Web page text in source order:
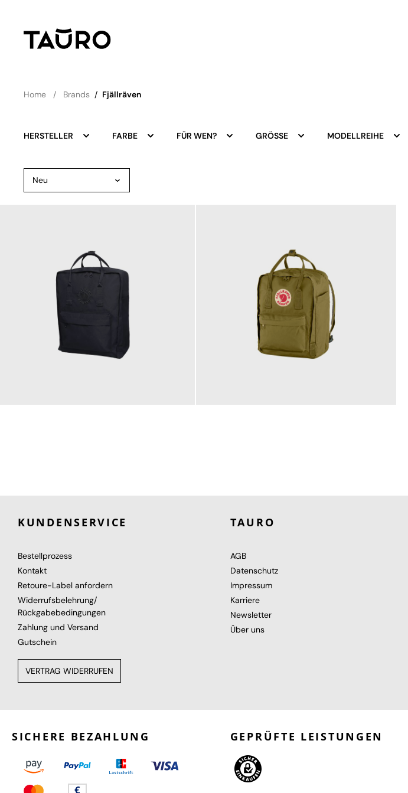
Home Brands / Fjällräven
HERSTELLER FARBE FÜR WEN? GRÖSSE MODELLREIHE
KUNDENSERVICE
Bestellprozess
Kontakt
Retoure-Label anfordern
Widerrufsbelehrung/
Rückgabebedingungen
Zahlung und Versand
Gutschein
VERTRAG WIDERRUFEN
TAURO
AGB
Datenschutz
Impressum
Karriere
Newsletter
Über uns
SICHERE BEZAHLUNG GEPRÜFTE LEISTUNGEN